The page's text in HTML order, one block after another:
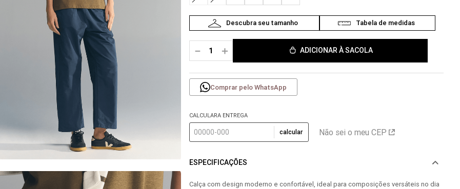
＋
－ ADICIONAR À SACOLA
Comprar pelo WhatsApp
CALCULARA ENTREGA
calcular Não sei o meu CEP
ESPECIFICAÇÕES
Calça com design moderno e confortável, ideal para composições versáteis no dia